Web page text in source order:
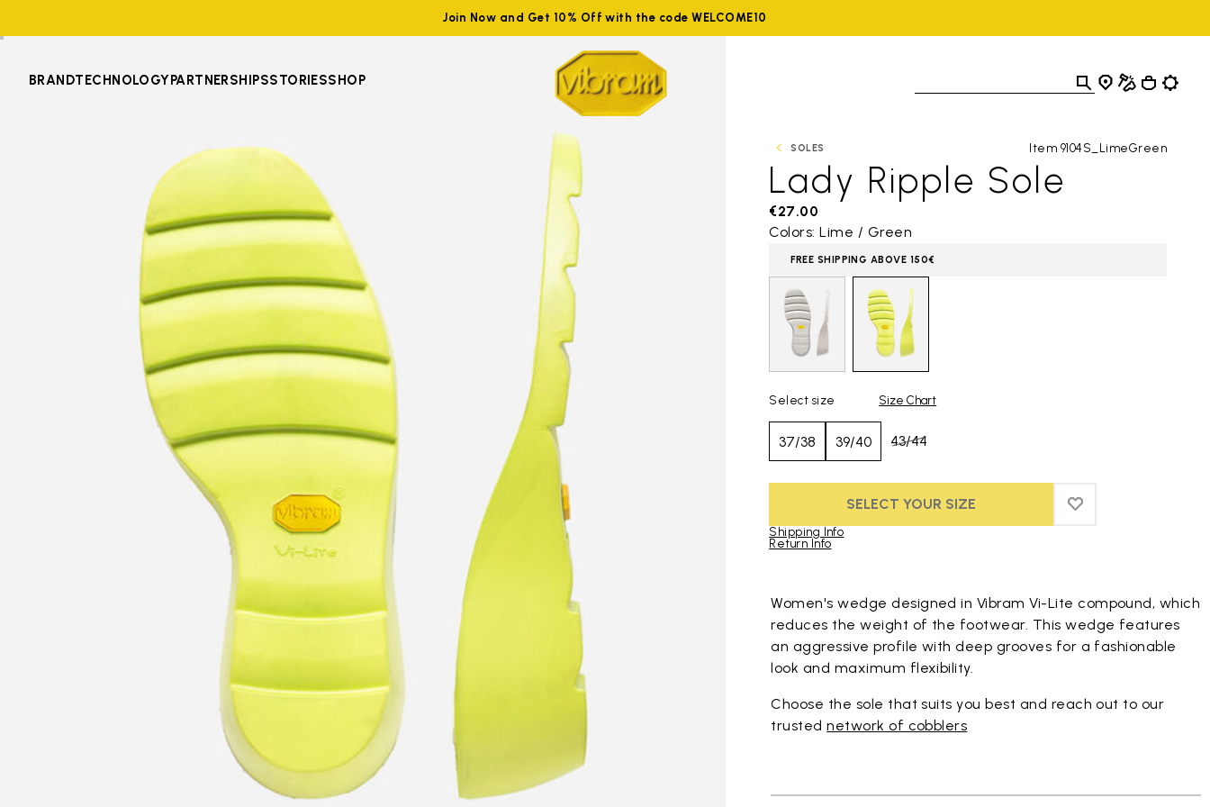
Join Now and Get 10% Off with the code WELCOME10
BRANDTECHNOLOGYPARTNERSHIPSSTORIESSHOP
SOLES Item 9104S_LimeGreen
Lady Ripple Sole
€27.00
Colors: Lime / Green
FREE SHIPPING ABOVE 150€
Select size Size Chart
37/38 39/40 43/44
SELECT YOUR SIZE ADD TO WISHLIST
ADD TO WISHLIST
Shipping Info
Return Info
Women's wedge designed in Vibram Vi-Lite compound, which
reduces the weight of the footwear. This wedge features
an aggressive profile with deep grooves for a fashionable
look and maximum flexibility.
Choose the sole that suits you best and reach out to our
trustednetwork of cobblers